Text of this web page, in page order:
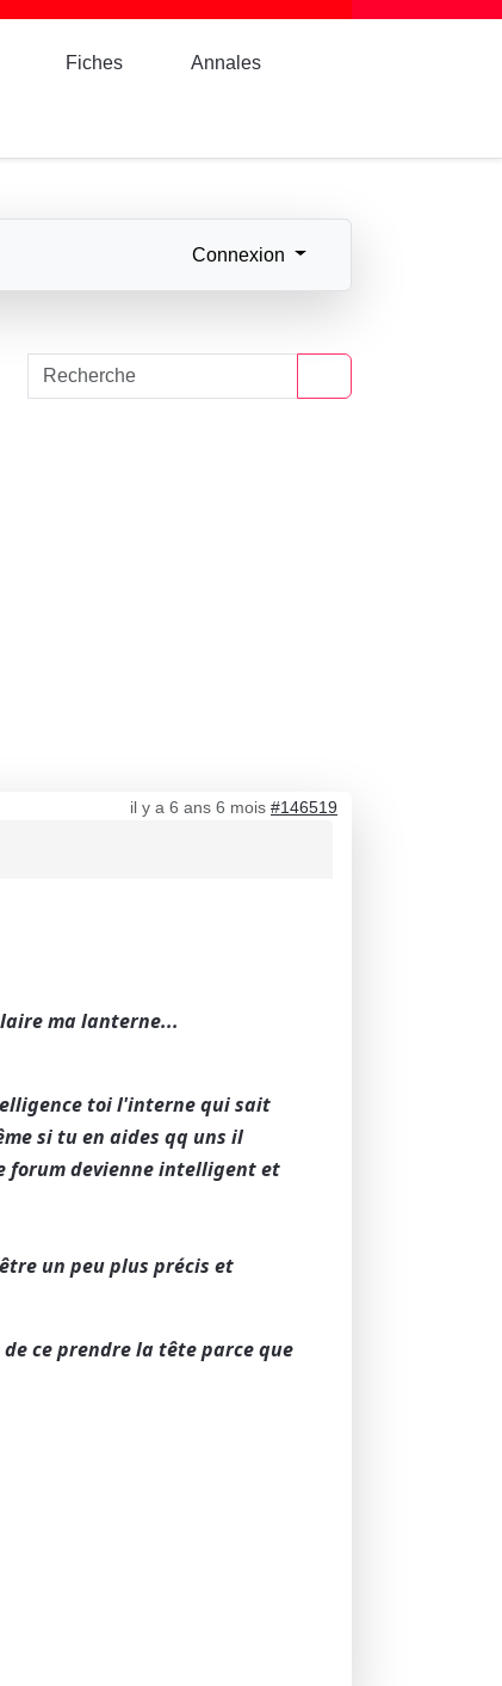
Fiches Annales
Connexion
il y a 6 ans 6 mois #146519
ma lanterne...
toi l'interne qui sait
si tu en aides qq uns il
forum devienne intelligent et
un peu plus précis et
ce prendre la tête parce que